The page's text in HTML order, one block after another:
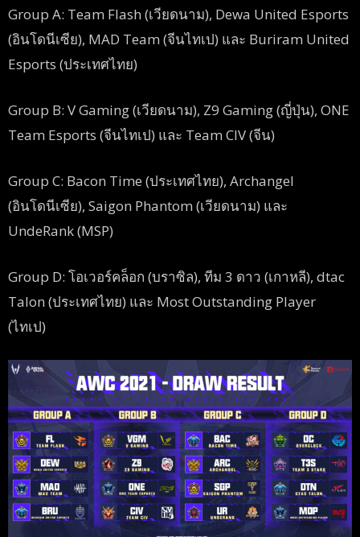
Group A: Team Flash (เวียดนาม), Dewa United Esports
(อินโดนีเซีย), MAD Team (จีนไทเป) และ Buriram United
Esports (ประเทศไทย)
Group B: V Gaming (เวียดนาม), Z9 Gaming (ญี่ปุ่น), ONE
Team Esports (จีนไทเป) และ Team CIV (จีน)
Group C: Bacon Time (ประเทศไทย), Archangel
(อินโดนีเซีย), Saigon Phantom (เวียดนาม) และ
UndeRank (MSP)
Group D: โอเวอร์คล็อก (บราซิล), ทีม 3 ดาว (เกาหลี), dtac
Talon (ประเทศไทย) และ Most Outstanding Player
(ไทเป)